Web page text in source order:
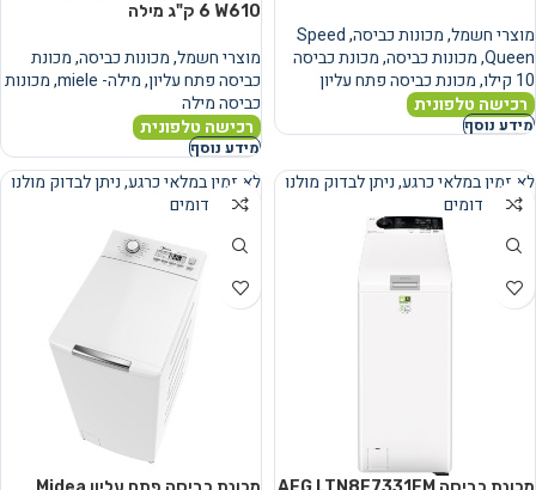
מוצרי חשמל,מכונות כביסה,
Speed
Queen
,מכונות כביסה,מכונת כביסה
10 קילו
,מכונת כביסה פתח עליון
רכישה טלפונית
מידע נוסף
W610 ‏6 ‏ק"ג מילה
מוצרי חשמל,מכונות כביסה,מכונת
כביסה פתח עליון,מילה- miele ,מכונות
כביסה מילה
רכישה טלפונית
מידע נוסף
נמכר
לא זמין במלאי כרגע, ניתן לבדוק מולנו
מוצרים דומים
נמכר
לא זמין במלאי כרגע, ניתן לבדוק מולנו
מוצרים דומים